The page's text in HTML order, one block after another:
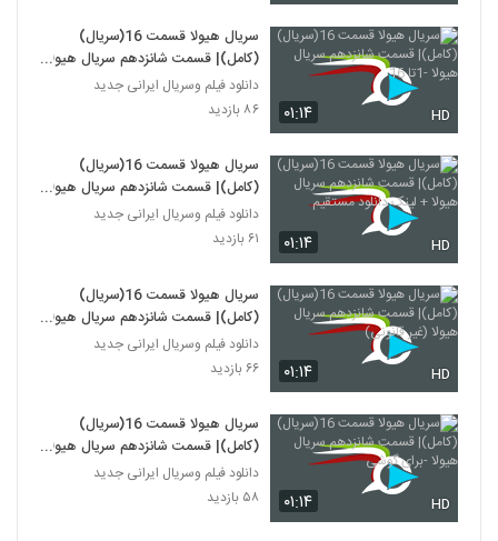
۰۱:۱۴ HD
سریال هیولا قسمت 16(سریال)
(کامل)| قسمت شانزدهم سریال هیولا
-1تا 16
دانلود فیلم وسریال ایرانی جدید
۸۶ بازدید
۰۱:۱۴ HD
سریال هیولا قسمت 16(سریال)
(کامل)| قسمت شانزدهم سریال هیولا
+ لینک دانلود مستقیم
دانلود فیلم وسریال ایرانی جدید
۶۱ بازدید
۰۱:۱۴ HD
سریال هیولا قسمت 16(سریال)
(کامل)| قسمت شانزدهم سریال هیولا
(غیر قانونی)
دانلود فیلم وسریال ایرانی جدید
۶۶ بازدید
۰۱:۱۴ HD
سریال هیولا قسمت 16(سریال)
(کامل)| قسمت شانزدهم سریال هیولا
-برای گوشی
دانلود فیلم وسریال ایرانی جدید
۵۸ بازدید